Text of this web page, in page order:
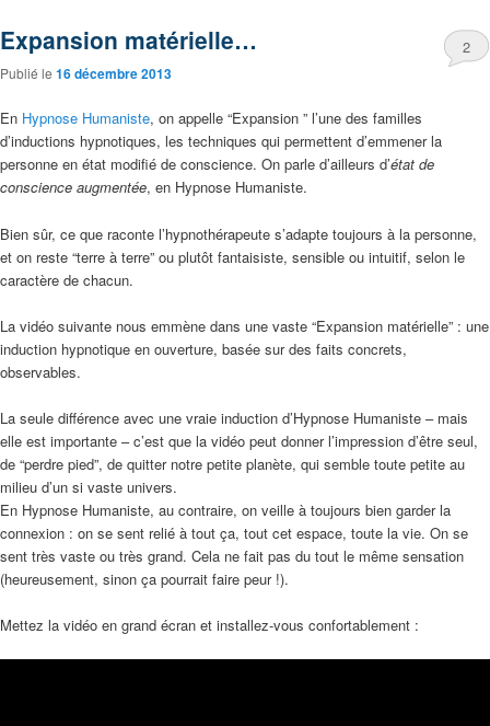
Expansion matérielle…
Publié le 16 décembre 2013
2
En Hypnose Humaniste, on appelle “Expansion ” l’une des familles
d’inductions hypnotiques, les techniques qui permettent d’emmener la
personne en état modifié de conscience. On parle d’ailleurs d’état de
conscience augmentée, en Hypnose Humaniste.
Bien sûr, ce que raconte l’hypnothérapeute s’adapte toujours à la personne,
et on reste “terre à terre” ou plutôt fantaisiste, sensible ou intuitif, selon le
caractère de chacun.
La vidéo suivante nous emmène dans une vaste “Expansion matérielle” : une
induction hypnotique en ouverture, basée sur des faits concrets,
observables.
La seule différence avec une vraie induction d’Hypnose Humaniste – mais
elle est importante – c’est que la vidéo peut donner l’impression d’être seul,
de “perdre pied”, de quitter notre petite planète, qui semble toute petite au
milieu d’un si vaste univers.
En Hypnose Humaniste, au contraire, on veille à toujours bien garder la
connexion : on se sent relié à tout ça, tout cet espace, toute la vie. On se
sent très vaste ou très grand. Cela ne fait pas du tout le même sensation
(heureusement, sinon ça pourrait faire peur !).
Mettez la vidéo en grand écran et installez-vous confortablement :